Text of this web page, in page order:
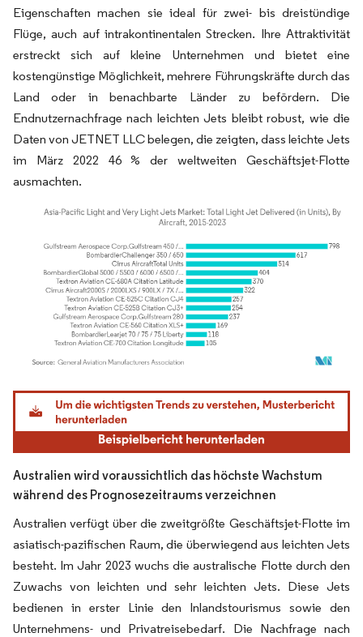
Eigenschaften machen sie ideal für zwei- bis dreistündige
Flüge, auch auf intrakontinentalen Strecken. Ihre Attraktivität
erstreckt sich auf kleine Unternehmen und bietet eine
kostengünstige Möglichkeit, mehrere Führungskräfte durch das
Land oder in benachbarte Länder zu befördern. Die
Endnutzernachfrage nach leichten Jets bleibt robust, wie die
Daten von JETNET LLC belegen, die zeigten, dass leichte Jets
im März 2022 46 % der weltweiten Geschäftsjet-Flotte
ausmachten.
Bild © Mordor Intelligence. Wiederverwendung erfordert Namensnennung gemäß
Australien wird voraussichtlich das höchste Wachstum
während des Prognosezeitraums verzeichnen
Australien verfügt über die zweitgrößte Geschäftsjet-Flotte im
asiatisch-pazifischen Raum, die überwiegend aus leichten Jets
besteht. Im Jahr 2023 wuchs die australische Flotte durch den
Zuwachs von leichten und sehr leichten Jets. Diese Jets
bedienen in erster Linie den Inlandstourismus sowie den
Unternehmens- und Privatreisebedarf. Die Nachfrage nach